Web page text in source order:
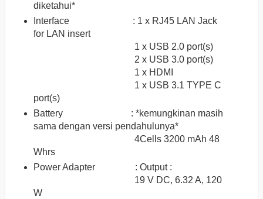
diketahui*
Interface : 1 x RJ45 LAN Jack
for LAN insert
1 x USB 2.0 port(s)
2 x USB 3.0 port(s)
1 x HDMI
1 x USB 3.1 TYPE C
port(s)
Battery : *kemungkinan masih
sama dengan versi pendahulunya*
4Cells 3200 mAh 48
Whrs
Power Adapter : Output :
19 V DC, 6.32 A, 120
W